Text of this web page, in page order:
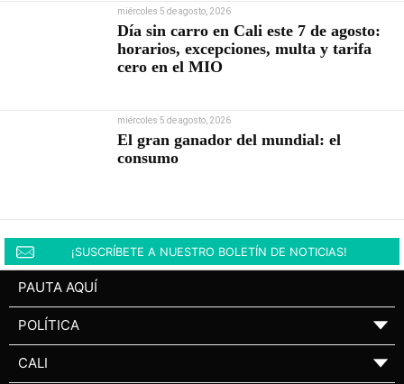
miércoles 5 de agosto, 2026
Día sin carro en Cali este 7 de agosto:
horarios, excepciones, multa y tarifa
cero en el MIO
miércoles 5 de agosto, 2026
El gran ganador del mundial: el
consumo
¡SUSCRÍBETE A NUESTRO BOLETÍN DE NOTICIAS!
PAUTA AQUÍ
POLÍTICA ▼
CALI ▼